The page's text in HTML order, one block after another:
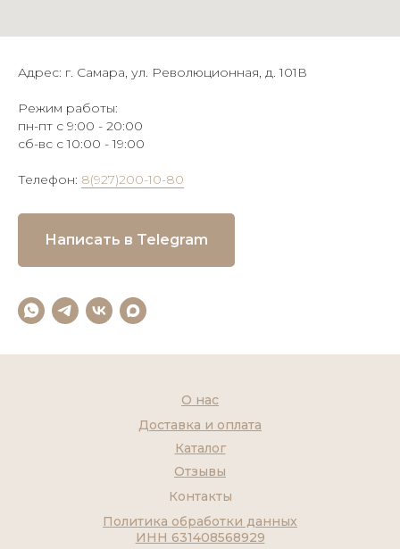
Адрес: г. Самара, ул. Революционная, д. 101В
Режим работы:
пн-пт с 9:00 - 20:00
сб-вс с 10:00 - 19:00
Телефон: 8(927)200-10-80
Написать в Telegram
Контакты
Каталог
О нас
Доставка и оплата
Отзывы
Политика обработки данных
ИНН 631408568929